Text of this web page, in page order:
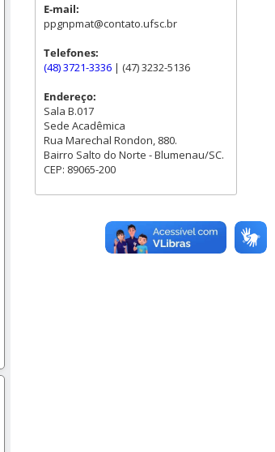
E-mail:
ppgnpmat@contato.ufsc.br
Telefones:
(48) 3721-3336 | (47) 3232-5136
Endereço:
Sala B.017
Sede Acadêmica
Rua Marechal Rondon, 880.
Bairro Salto do Norte - Blumenau/SC.
CEP: 89065-200